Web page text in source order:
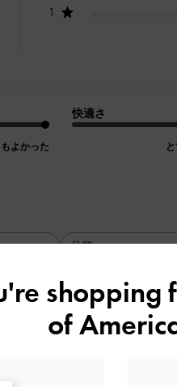
1
よかった
快適さ
品質
shopping
of